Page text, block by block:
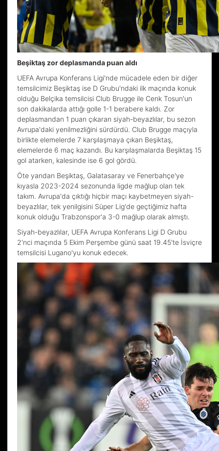
Beşiktaş zor deplasmanda puan aldı
UEFA Avrupa Konferans Ligi'nde mücadele eden bir diğer
temsilcimiz Beşiktaş ise D Grubu'ndaki ilk maçında konuk
olduğu Belçika temsilcisi Club Brugge ile Cenk Tosun'un
son dakikalarda attığı golle 1-1 berabere kaldı. Zor
deplasmandan 1 puan çıkaran siyah-beyazlılar, bu sezon
Avrupa'daki yenilmezliğini sürdürdü. Club Brugge maçıyla
birlikte elemelerde 7 karşılaşmaya çıkan Beşiktaş,
elemelerde 6 maç kazandı. Bu karşılaşmalarda Beşiktaş 15
gol atarken, kalesinde ise 6 gol gördü.
Öte yandan Beşiktaş, Galatasaray ve Fenerbahçe'ye
kıyasla 2023-2024 sezonunda ligde mağlup olan tek
takım. Avrupa'da çıktığı hiçbir maçı kaybetmeyen siyah-
beyazlılar, tek yenilgisini Süper Lig'de geçtiğimiz hafta
konuk olduğu Trabzonspor'a 3-0 mağlup olarak almıştı.
Siyah-beyazlılar, UEFA Avrupa Konferans Ligi D Grubu
2'nci maçında 5 Ekim Perşembe günü saat 19.45'te İsviçre
temsilcisi Lugano'yu konuk edecek.